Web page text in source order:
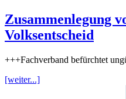
Zusammenlegung
Volksentscheid
+++Fachverband befürchtet
[weiter...]